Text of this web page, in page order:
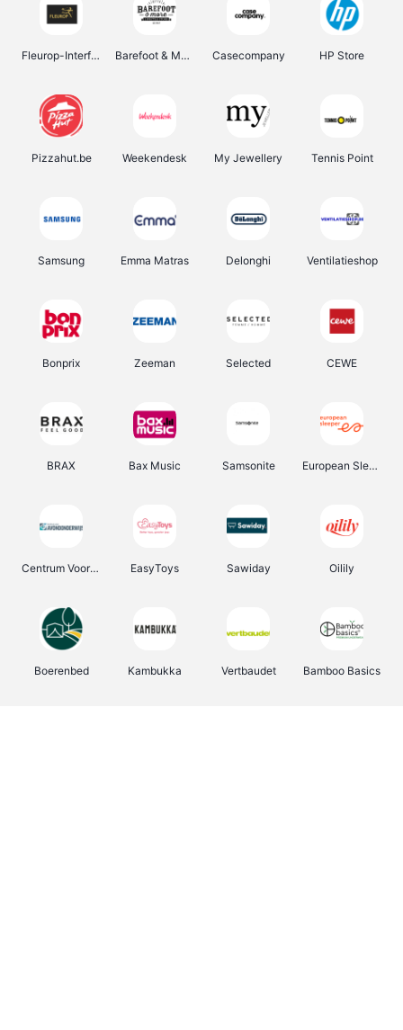
Fleurop-Interflora Barefoot & More Casecompany HP Store
Pizzahut.be Weekendesk My Jewellery Tennis Point
Samsung Emma Matras Delonghi Ventilatieshop
Bonprix Zeeman Selected CEWE
BRAX Bax Music Samsonite European Sleeper
Centrum Voor Avondonderwijs EasyToys Sawiday Oilily
Boerenbed Kambukka Vertbaudet Bamboo Basics